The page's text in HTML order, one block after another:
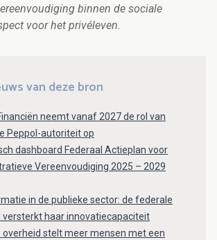
binnen de sociale
voor het privéleven.
van deze bron
neemt vanaf 2027 de rol van
Peppol-autoriteit op
dashboard Federaal Actieplan voor
Vereenvoudiging 2025 – 2029
in de publieke sector: de federale
versterkt haar innovatiecapaciteit
overheid stelt meer mensen met een